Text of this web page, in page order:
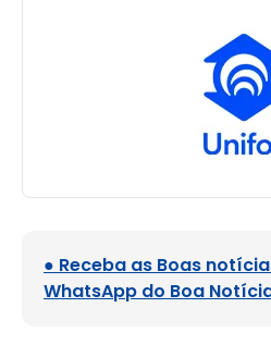
● Receba as Boas
WhatsApp do Boa